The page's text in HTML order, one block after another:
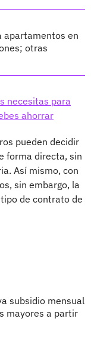
apartamentos en
otras
necesitas para
ahorrar
pueden decidir
forma directa, sin
Así mismo, con
sin embargo, la
de contrato de
subsidio mensual
mayores a partir